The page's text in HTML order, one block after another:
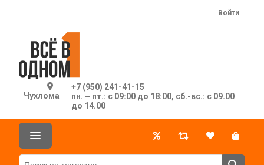
Чухлома
+7 (950) 241-41-15
пн. – пт.: с 09:00 до 18:00, сб.-вс.: с 09.00
до 14.00
Войти